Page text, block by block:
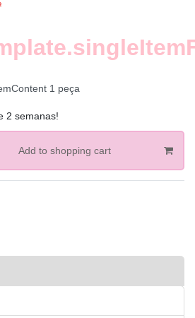
1 peça
2 semanas!
Add to shopping cart